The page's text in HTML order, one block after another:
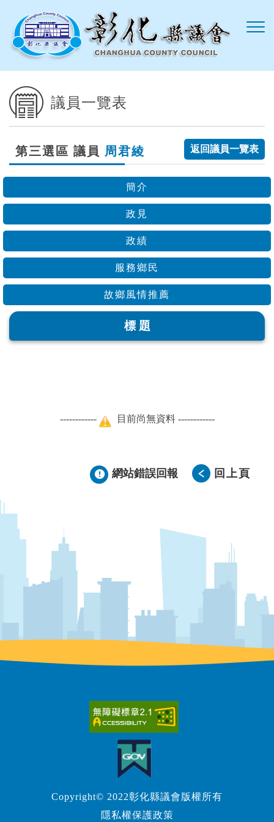
議員一覽表
第三選區 議員 周君綾 返回議員一覽表
簡介
政見
政績
服務鄉民
故鄉風情推薦
標 題
------------ 目前尚無資料 ------------
網站錯誤回報 回上頁
Copyright© 2022彰化縣議會版權所有
隱私權保護政策